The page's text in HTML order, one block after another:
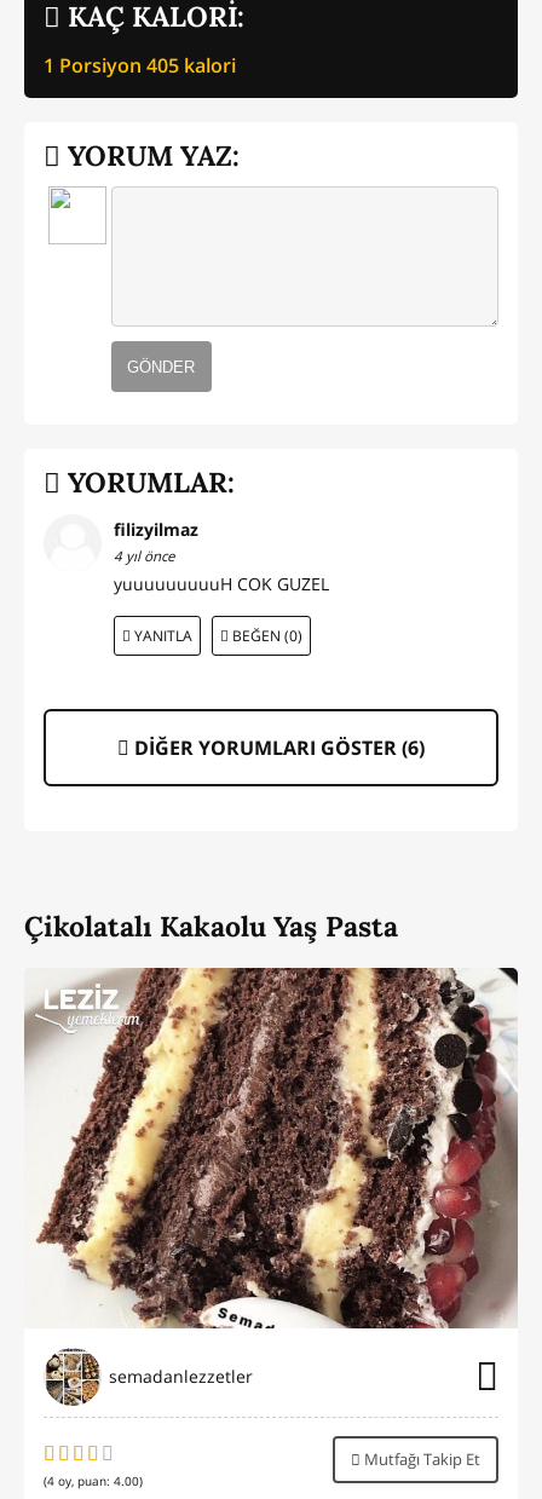
KAÇ KALORİ:
1 Porsiyon 405 kalori
YORUM YAZ:
GÖNDER
YORUMLAR:
filizyilmaz
4 yıl önce
yuuuuuuuuuH COK GUZEL
YANITLA BEĞEN (0)
DİĞER YORUMLARI GÖSTER (6)
Çikolatalı Kakaolu Yaş Pasta
semadanlezzetler
(4 oy, puan: 4.00)
Mutfağı Takip Et